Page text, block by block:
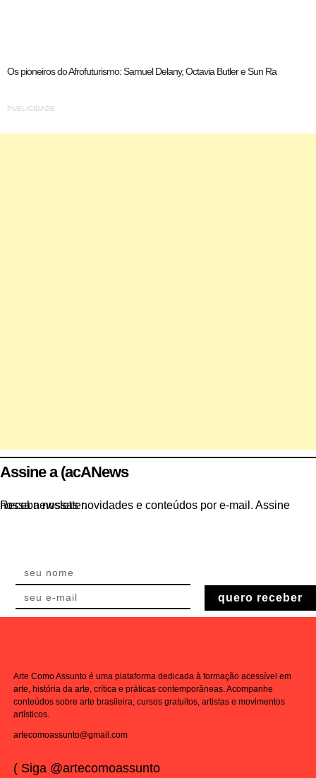
Os pioneiros do Afrofuturismo: Samuel Delany, Octavia Butler e Sun Ra
PUBLICIDADE
Assine a (acANews
Receba nossas novidades e conteúdos por e-mail. Assine nossa newsletter.
quero receber
Arte Como Assunto é uma plataforma dedicada à formação acessível em
arte, história da arte, crítica e práticas contemporâneas. Acompanhe
conteúdos sobre arte brasileira, cursos gratuitos, artistas e movimentos
artísticos.
artecomoassunto@gmail.com
( Siga @artecomoassunto